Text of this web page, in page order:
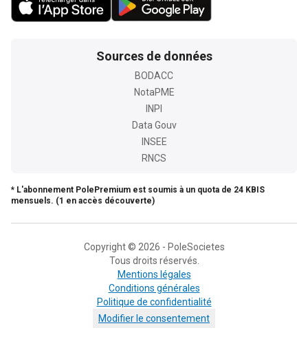
Sources de données
BODACC
NotaPME
INPI
Data Gouv
INSEE
RNCS
* L'abonnement PolePremium est soumis à un quota de 24 KBIS
mensuels. (1 en accès découverte)
Copyright © 2026 - PoleSocietes
Tous droits réservés.
Mentions légales
Conditions générales
Politique de confidentialité
Modifier le consentement